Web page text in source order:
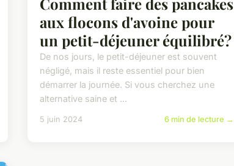
aux flocons d'avoine pour
un petit-déjeuner équilibré?
De nos jours, le petit-déjeuner est souvent
négligé, mais il reste essentiel pour bien
démarrer la journée. Si vous cherchez une
alternative saine et ...
5 juin 2024 6 min de lecture →